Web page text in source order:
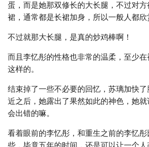
蛋，而是她那双修长的大长腿，不过对
裙，通常都是长裙加身，所以一般人都欣
不过就那大长腿，是真的炒鸡棒啊！
而且李忆彤的性格也非常的温柔，至少
这样的。
结束掉了一些不必要的回忆，苏璃加快
近之后，她露出了果然如此的神色，她
会出错的嘛。
看着眼前的李忆彤，和重生之前的李忆